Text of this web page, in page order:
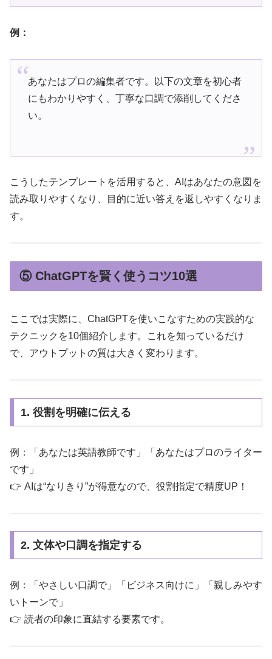
例：
あなたはプロの編集者です。以下の文章を初心者
にもわかりやすく、丁寧な口調で添削してくださ
い。
こうしたテンプレートを活用すると、AIはあなたの意図を
読み取りやすくなり、目的に近い答えを返しやすくなりま
す。
⑤ ChatGPTを賢く使うコツ10選
ここでは実際に、ChatGPTを使いこなすための実践的な
テクニックを10個紹介します。これを知っているだけ
で、アウトプットの質は大きく変わります。
1. 役割を明確に伝える
例：「あなたは英語教師です」「あなたはプロのライター
です」
👉 AIは“なりきり”が得意なので、役割指定で精度UP！
2. 文体や口調を指定する
例：「やさしい口調で」「ビジネス向けに」「親しみやす
いトーンで」
👉 読者の印象に直結する要素です。